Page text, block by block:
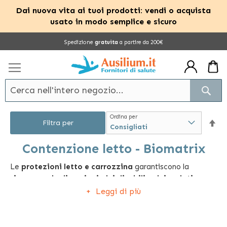
Dai nuova vita ai tuoi prodotti: vendi o acquista
usato in modo semplice e sicuro
Spedizione gratuita a partire da 200€
Contenzione letto - Biomatrix
Le protezioni letto e carrozzina garantiscono la
icurezza degli anziani, dei disabili e dei malati
durante il riposo e la degenza oppure durante gli
Leggi di più
Ordina per
Filtra per